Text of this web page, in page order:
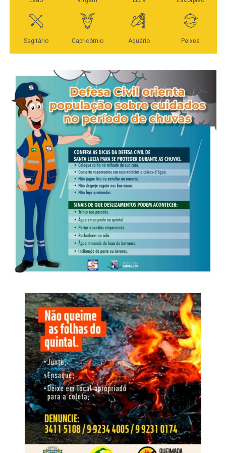
https://www.instagram.com/stories/fabianajustus/
‘paradisíaco’
Fonte:TOP FAMOSOS
WhatsApp
Facebook
Twitter
Messenger
LinkedIn
Share